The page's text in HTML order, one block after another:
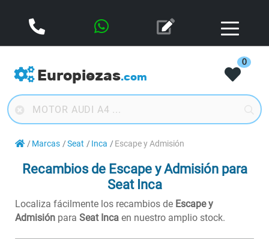
Europiezas.com
0
Marcas Seat Inca Escape y Admisión
Recambios de Escape y Admisión para
Seat Inca
Localiza fácilmente los recambios de Escape y
Admisión para Seat Inca en nuestro amplio stock.